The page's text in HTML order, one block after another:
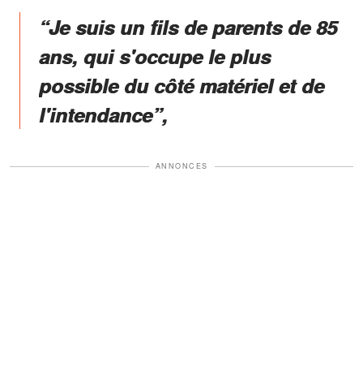
“Je suis un fils de parents de 85
ans, qui s'occupe le plus
possible du côté matériel et de
l'intendance”,
ANNONCES